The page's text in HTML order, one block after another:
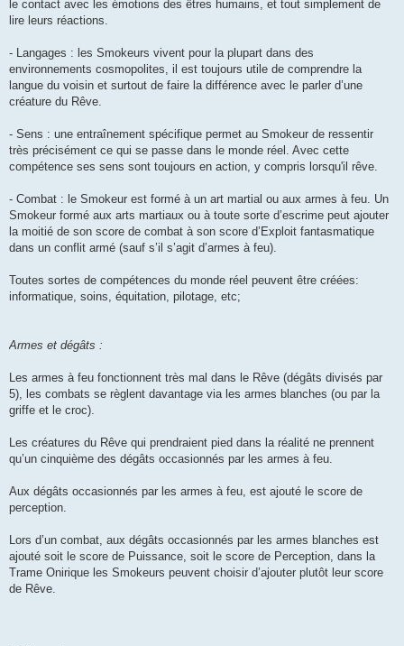
le contact avec les émotions des êtres humains, et tout simplement de
lire leurs réactions.
- Langages : les Smokeurs vivent pour la plupart dans des
environnements cosmopolites, il est toujours utile de comprendre la
langue du voisin et surtout de faire la différence avec le parler d’une
créature du Rêve.
- Sens : une entraînement spécifique permet au Smokeur de ressentir
très précisément ce qui se passe dans le monde réel. Avec cette
compétence ses sens sont toujours en action, y compris lorsqu'il rêve.
- Combat : le Smokeur est formé à un art martial ou aux armes à feu. Un
Smokeur formé aux arts martiaux ou à toute sorte d’escrime peut ajouter
la moitié de son score de combat à son score d’Exploit fantasmatique
dans un conflit armé (sauf s’il s’agit d’armes à feu).
Toutes sortes de compétences du monde réel peuvent être créées:
informatique, soins, équitation, pilotage, etc;
Armes et dégâts :
Les armes à feu fonctionnent très mal dans le Rêve (dégâts divisés par
5), les combats se règlent davantage via les armes blanches (ou par la
griffe et le croc).
Les créatures du Rêve qui prendraient pied dans la réalité ne prennent
qu’un cinquième des dégâts occasionnés par les armes à feu.
Aux dégâts occasionnés par les armes à feu, est ajouté le score de
perception.
Lors d’un combat, aux dégâts occasionnés par les armes blanches est
ajouté soit le score de Puissance, soit le score de Perception, dans la
Trame Onirique les Smokeurs peuvent choisir d’ajouter plutôt leur score
de Rêve.